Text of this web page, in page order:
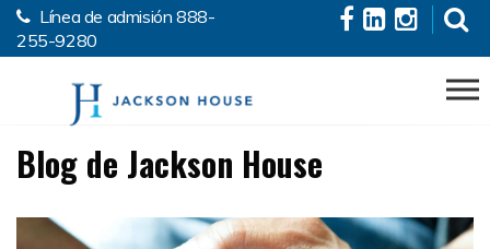
Skip to the content
Línea de admisión888-
255-9280
Blog de Jackson House